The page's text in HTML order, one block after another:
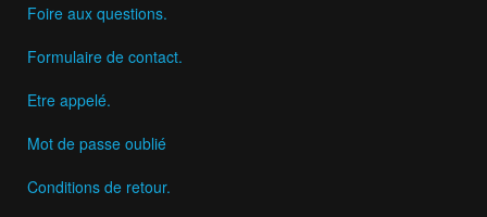
Foire aux questions.
Formulaire de contact.
Etre appelé.
Mot de passe oublié
Conditions de retour.